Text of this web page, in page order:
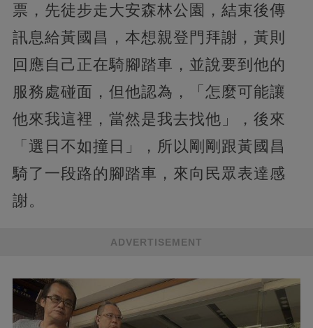
票，先徒步走大安森林公園，結束後傳
訊息給黃國昌，本想親登門拜謝，黃則
回應自己正在騎腳踏車，並說要到他的
服務處碰面，但他認為，「怎麼可能讓
他來我這裡，當然是我去找他」，後來
「選日不如撞日」，所以剛剛跟黃國昌
騎了一段路的腳踏車，來向民眾表達感
謝。
ADVERTISEMENT